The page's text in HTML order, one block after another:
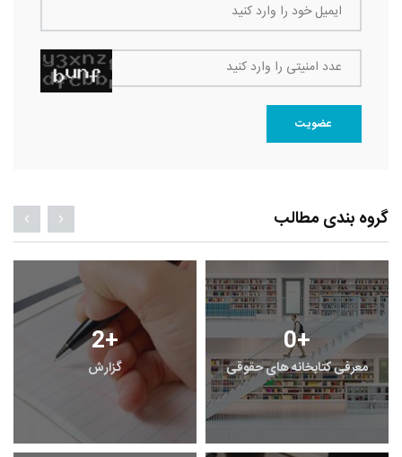
ایمیل خود را وارد کنید
عدد امنیتی را وارد کنید
عضویت
گروه بندی مطالب
18+
خبر
0+
راهنما